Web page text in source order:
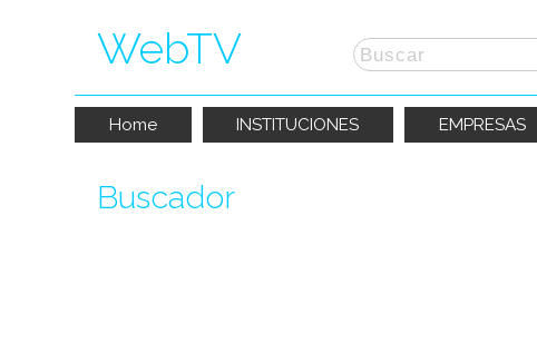
WebTV
Home INSTITUCIONES EMPRESAS
Buscador